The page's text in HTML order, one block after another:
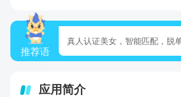
推荐语
真人认证美女，智能匹配，脱
应用简介